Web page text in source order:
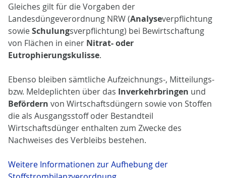
Gleiches gilt für die Vorgaben der
Landesdüngeverordnung NRW (Analyseverpflichtung
sowieSchulungsverpflichtung) bei Bewirtschaftung
von Flächen in einer Nitrat- oder
Eutrophierungskulisse.
Ebenso bleiben sämtliche Aufzeichnungs-, Mitteilungs-
bzw. Meldeplichten über das Inverkehrbringen und
Befördern von Wirtschaftsdüngern sowie von Stoffen
die als Ausgangsstoff oder Bestandteil
Wirtschaftsdünger enthalten zum Zwecke des
Nachweises des Verbleibs bestehen.
Weitere Informationen zur Aufhebung der